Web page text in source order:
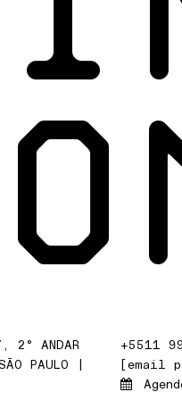
2° ANDAR
PAULO |
+5511
[email